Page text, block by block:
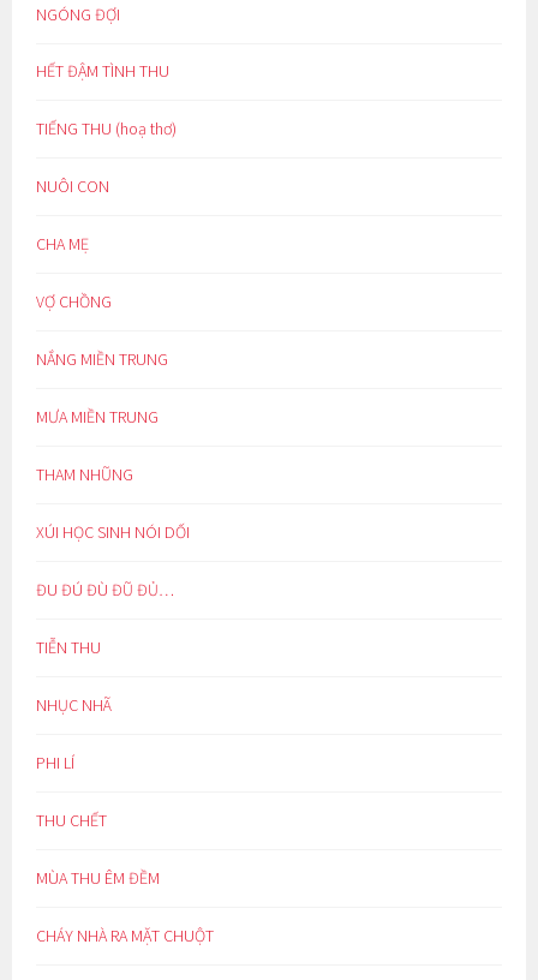
NGÓNG ĐỢI
HẾT ĐẬM TÌNH THU
TIẾNG THU (hoạ thơ)
NUÔI CON
CHA MẸ
VỢ CHỒNG
NẮNG MIỀN TRUNG
MƯA MIỀN TRUNG
THAM NHŨNG
XÚI HỌC SINH NÓI DỐI
ĐU ĐÚ ĐÙ ĐŨ ĐỦ…
TIỄN THU
NHỤC NHÃ
PHI LÍ
THU CHẾT
MÙA THU ÊM ĐỀM
CHÁY NHÀ RA MẶT CHUỘT